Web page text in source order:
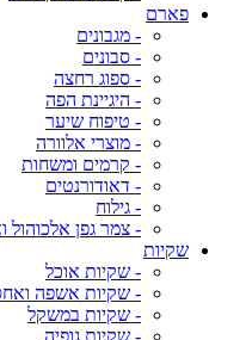
פארם
- מגבונים
- סבונים
- ספוג רחצה
- היגיינת הפה
- טיפוח שיער
- מוצרי אלוורה
- קרמים ומשחות
- דאודורנטים
- גילוח
- צמר גפן אלכוהול
שקיות
- שקיות אוכל
- שקיות אשפה
- שקיות במשקל
- שקיות גופיה